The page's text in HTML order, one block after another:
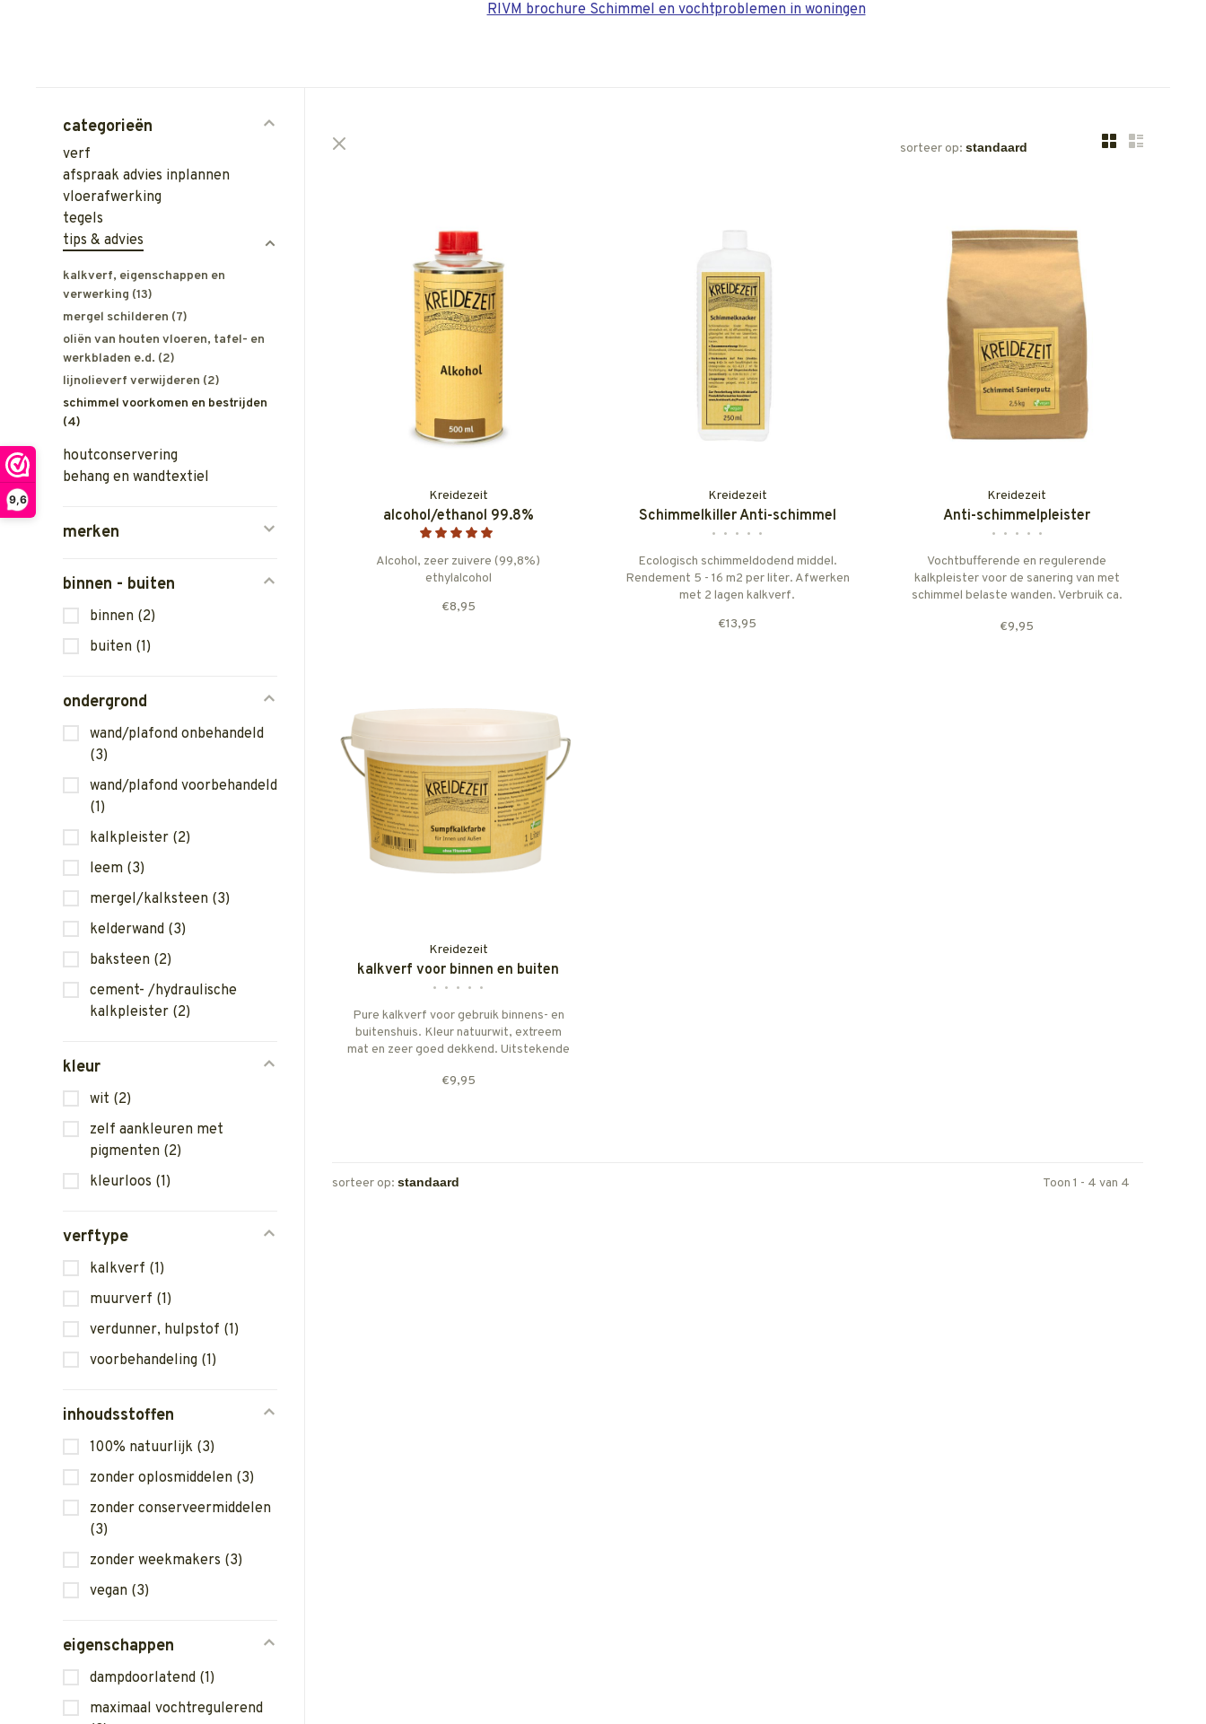
9,6
RIVM brochure Schimmel en vochtproblemen in woningen
categorieën
verf
afspraak advies inplannen
vloerafwerking
tegels
tips & advies
kalkverf, eigenschappen en
verwerking (13)
mergel schilderen (7)
oliën van houten vloeren, tafel- en
werkbladen e.d. (2)
lijnolieverf verwijderen (2)
schimmel voorkomen en bestrijden
(4)
houtconservering
behang en wandtextiel
merken
binnen - buiten
binnen (2)
buiten (1)
ondergrond
wand/plafond onbehandeld
(3)
wand/plafond voorbehandeld
(1)
kalkpleister (2)
leem (3)
mergel/kalksteen (3)
kelderwand (3)
baksteen (2)
cement- /hydraulische
kalkpleister (2)
kleur
wit (2)
zelf aankleuren met
pigmenten (2)
kleurloos (1)
verftype
kalkverf (1)
muurverf (1)
verdunner, hulpstof (1)
voorbehandeling (1)
inhoudsstoffen
100% natuurlijk (3)
zonder oplosmiddelen (3)
zonder conserveermiddelen
(3)
zonder weekmakers (3)
vegan (3)
eigenschappen
dampdoorlatend (1)
maximaal vochtregulerend
sorteer op:
Kreidezeit
alcohol/ethanol 99.8%
Alcohol, zeer zuivere (99,8%)
ethylalcohol
€8,95
Kreidezeit
Schimmelkiller Anti-schimmel
• • • • •
Ecologisch schimmeldodend middel.
Rendement 5 - 16 m2 per liter. Afwerken
met 2 lagen kalkverf.
€13,95
Kreidezeit
Anti-schimmelpleister
• • • • •
Vochtbufferende en regulerende
kalkpleister voor de sanering van met
schimmel belaste wanden. Verbruik ca.
aanbevolen laagdikte 3-5 mm.
€9,95
Kreidezeit
kalkverf voor binnen en buiten
• • • • •
Pure kalkverf voor gebruik binnens- en
buitenshuis. Kleur natuurwit, extreem
mat en zeer goed dekkend. Uitstekende
Zuigende ondergronden altijd
€9,95
sorteer op: Toon 1 - 4 van 4